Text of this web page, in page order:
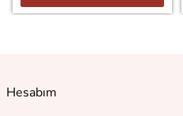
Hesabım